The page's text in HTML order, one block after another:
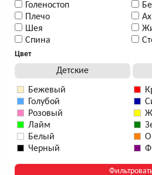
Голеностоп
Плечо
Шея
Спина
Цвет
Детские
Бежевый
Голубой
Розовый
Лайм
Белый
Черный